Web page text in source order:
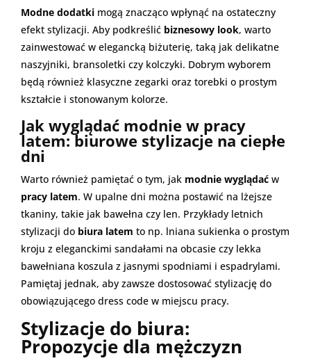
Modne dodatki mogą znacząco wpłynąć na ostateczny
efekt stylizacji. Aby podkreślić biznesowy look, warto
zainwestować w elegancką biżuterię, taką jak delikatne
naszyjniki, bransoletki czy kolczyki. Dobrym wyborem
będą również klasyczne zegarki oraz torebki o prostym
kształcie i stonowanym kolorze.
Jak wyglądać modnie w pracy
latem: biurowe stylizacje na ciepłe
dni
Warto również pamiętać o tym, jak modnie wyglądać w
pracy latem. W upalne dni można postawić na lżejsze
tkaniny, takie jak bawełna czy len. Przykłady letnich
stylizacji do biura latem to np. lniana sukienka o prostym
kroju z eleganckimi sandałami na obcasie czy lekka
bawełniana koszula z jasnymi spodniami i espadrylami.
Pamiętaj jednak, aby zawsze dostosować stylizację do
obowiązującego dress code w miejscu pracy.
Stylizacje do biura:
Propozycje dla mężczyzn